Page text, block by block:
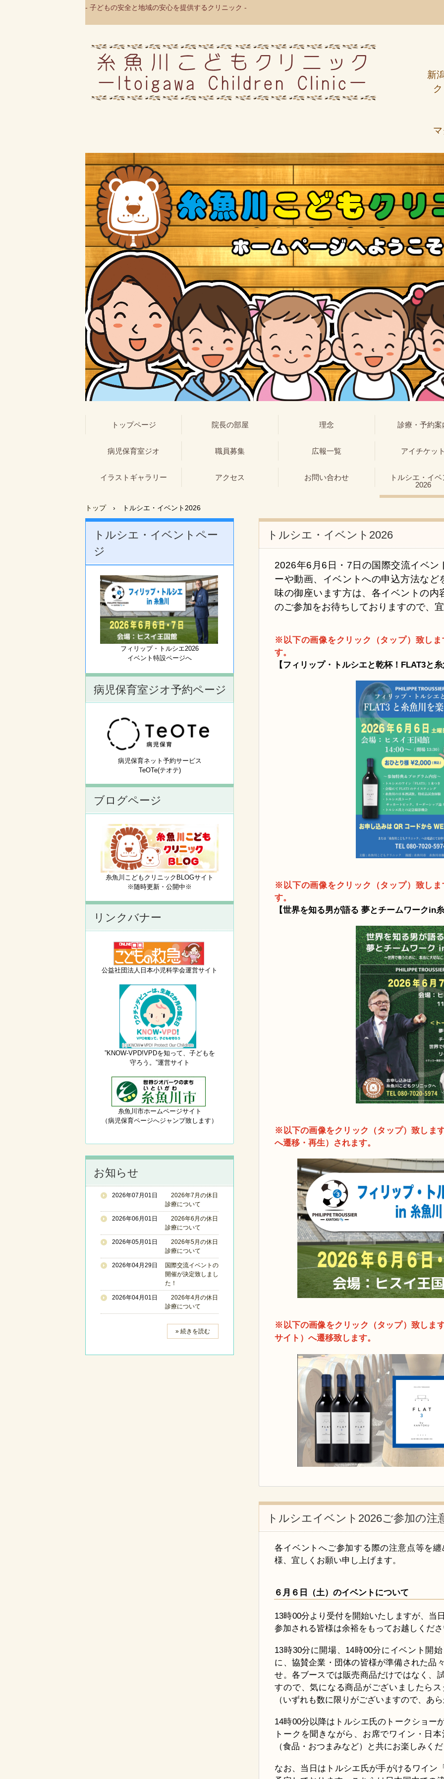
- 子どもの安全と地域の安心を提供するクリニック -
新
トップページ 院長の部屋 理念 診療・予約案
病児保育室ジオ 職員募集 広報一覧 アイチケッ
イラストギャラリー アクセス お問い合わせ
トルシエ・イベ
2026
トップ › トルシエ・イベント2026
トルシエ・イベント2026
2026年6月6日・7日の国際交流イベン
ーや動画、イベントへの申込方法など
味の御座います方は、各イベントの
のご参加をお待ちしておりますので、
※以下の画像をクリック（タップ）致し
す。
【フィリップ・トルシエと乾杯！FLAT3と
※以下の画像をクリック（タップ）致し
す。
【世界を知る男が語る 夢とチームワークin
※以下の画像をクリック（タップ）致しま
へ遷移・再生）されます。
※以下の画像をクリック（タップ）致しま
サイト）へ遷移致します。
トルシエイベント2026ご参加の注
各イベントへご参加する際の注意点等を
様、宜しくお願い申し上げます。
６月６日（土）のイベントについて
13時00分より受付を開始いたしますが、当
参加される皆様は余裕をもってお越しくだ
13時30分に開場、14時00分にイベント開
に、協賛企業・団体の皆様が準備された品
せ。各ブースでは販売商品だけではなく、
すので、気になる商品がございましたら
（いずれも数に限りがございますので、あ
14時00分以降はトルシエ氏のトークショー
トークを聞きながら、お席でワイン・日
（食品・おつまみなど）と共にお楽しみく
なお、当日はトルシエ氏が手がけるワイン
トルシエ・イベントペー
ジ
フィリップ・トルシエ2026
イベント特設ページへ
病児保育室ジオ予約ページ
病児保育ネット予約サービス
TeOTe(テオテ)
ブログページ
糸魚川こどもクリニックBLOGサイト
※随時更新・公開中※
リンクバナー
公益社団法人日本小児科学会運営サイト
”KNOW-VPD!VPDを知って、子どもを
守ろう。”運営サイト
糸魚川市ホームページサイト
（病児保育ページへジャンプ致します）
お知らせ
2026年07月01日
2026年7月の休日
診療について
2026年06月01日
2026年6月の休日
診療について
2026年05月01日
2026年5月の休日
診療について
2026年04月29日
国際交流イベントの
開催が決定致しまし
た！
2026年04月01日
2026年4月の休日
診療について
» 続きを読む